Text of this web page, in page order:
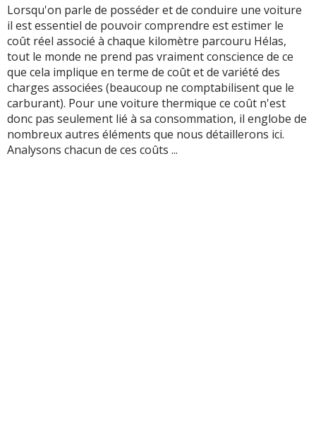
Lorsqu'on parle de posséder et de conduire une voiture
il est essentiel de pouvoir comprendre est estimer le
coût réel associé à chaque kilomètre parcouru Hélas,
tout le monde ne prend pas vraiment conscience de ce
que cela implique en terme de coût et de variété des
charges associées (beaucoup ne comptabilisent que le
carburant). Pour une voiture thermique ce coût n'est
donc pas seulement lié à sa consommation, il englobe de
nombreux autres éléments que nous détaillerons ici.
Analysons chacun de ces coûts ...